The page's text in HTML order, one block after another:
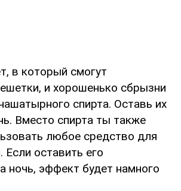
в который смогут
и хорошенько сбрызни
спирта. Оставь их
Вместо спирта ты также
любое средство для
Если оставить его
ночь, эффект будет намного